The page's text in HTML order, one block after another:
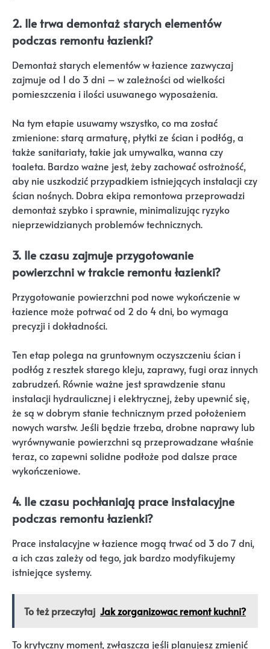
2. Ile trwa demontaż starych elementów
podczas remontu łazienki?
Demontaż starych elementów w łazience zazwyczaj
zajmuje od 1 do 3 dni – w zależności od wielkości
pomieszczenia i ilości usuwanego wyposażenia.
Na tym etapie usuwamy wszystko, co ma zostać
zmienione: starą armaturę, płytki ze ścian i podłóg, a
także sanitariaty, takie jak umywalka, wanna czy
toaleta. Bardzo ważne jest, żeby zachować ostrożność,
aby nie uszkodzić przypadkiem istniejących instalacji czy
ścian nośnych. Dobra ekipa remontowa przeprowadzi
demontaż szybko i sprawnie, minimalizując ryzyko
nieprzewidzianych problemów technicznych.
3. Ile czasu zajmuje przygotowanie
powierzchni w trakcie remontu łazienki?
Przygotowanie powierzchni pod nowe wykończenie w
łazience może potrwać od 2 do 4 dni, bo wymaga
precyzji i dokładności.
Ten etap polega na gruntownym oczyszczeniu ścian i
podłóg z resztek starego kleju, zaprawy, fugi oraz innych
zabrudzeń. Równie ważne jest sprawdzenie stanu
instalacji hydraulicznej i elektrycznej, żeby upewnić się,
że są w dobrym stanie technicznym przed położeniem
nowych warstw. Jeśli będzie trzeba, drobne naprawy lub
wyrównywanie powierzchni są przeprowadzane właśnie
teraz, co zapewni solidne podłoże pod dalsze prace
wykończeniowe.
4. Ile czasu pochłaniają prace instalacyjne
podczas remontu łazienki?
Prace instalacyjne w łazience mogą trwać od 3 do 7 dni,
a ich czas zależy od tego, jak bardzo modyfikujemy
istniejące systemy.
To też przeczytaj Jak zorganizowac remont kuchni?
To krytyczny moment, zwłaszcza jeśli planujesz zmienić